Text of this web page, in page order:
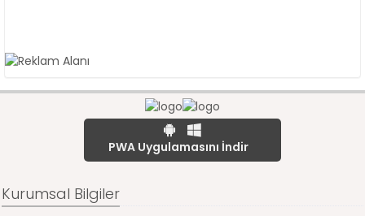
PWA Uygulamasını İndir
Kurumsal Bilgiler